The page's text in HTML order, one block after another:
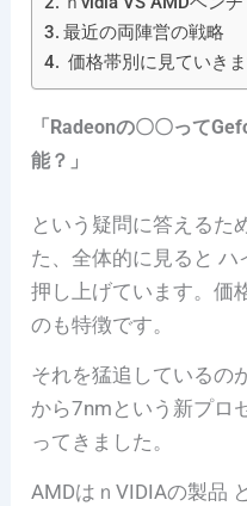
最近の両陣営の戦略
価格帯別に見ていき
「Radeonの〇〇って
能？」
という疑問に答えるた
た、全体的に見ると ハ
押し上げています。価
のも特徴です。
それを猛追しているの
から7nmという新プロ
ってきました。
AMDはｎVIDIAの製品